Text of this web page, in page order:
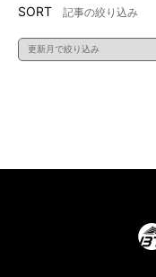
SORT 記事の絞り込み